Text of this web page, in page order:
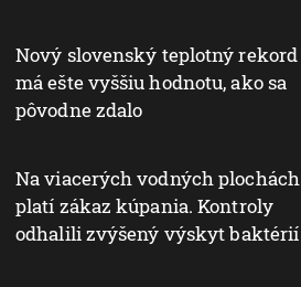
Nový slovenský teplotný rekord
má ešte vyššiu hodnotu, ako sa
pôvodne zdalo
Na viacerých vodných plochách
platí zákaz kúpania. Kontroly
odhalili zvýšený výskyt baktérií